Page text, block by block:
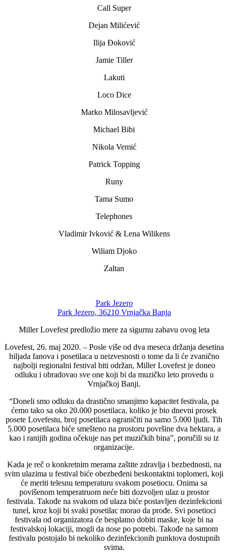
Call Super
Dejan Milićević
Ilija Đoković
Jamie Tiller
Lakuti
Loco Dice
Marko Milosavljević
Michael Bibi
Nikola Vemić
Patrick Topping
Runy
Tama Sumo
Telephones
Vladimir Ivković & Lena Wilikens
Wiliam Djoko
Zaltan
Park Jezero
Park Jezero, 36210 Vrnjačka Banja
Miller Lovefest predložio mere za sigurnu zabavu ovog leta
Lovefest, 26. maj 2020. – Posle više od dva meseca držanja desetina
hiljada fanova i posetilaca u neizvesnosti o tome da li će zvanično
najbolji regionalni festival biti održan, Miller Lovefest je doneo
odluku i obradovao sve one koji bi da muzičko leto provedu u
Vrnjačkoj Banji.
“Doneli smo odluku da drastično smanjimo kapacitet festivala, pa
ćemo tako sa oko 20.000 posetilaca, koliko je bio dnevni prosek
posete Lovefestu, broj posetilaca ograničiti na samo 5.000 ljudi. Tih
5.000 posetilaca biće smešteno na prostoru površine dva hektara, a
kao i ranijih godina očekuje nas pet muzičkih bina”, poručili su iz
organizacije.
Kada je reč o konkretnim merama zaštite zdravlja i bezbednosti, na
svim ulazima u festival biće obezbeđeni beskontaktni toplomeri, koji
će meriti telesnu temperaturu svakom posetiocu. Onima sa
povišenom temperatruom neće biti dozvoljen ulaz u prostor
festivala. Takođe na svakom od ulaza biće postavljen dezinfekcioni
tunel, kroz koji bi svaki posetilac morao da prođe. Svi posetioci
festivala od organizatora će besplatno dobiti maske, koje bi na
festivalskoj lokaciji, mogli da nose po potrebi. Takođe na samom
festivalu postojalo bi nekoliko dezinfekcionih punktova dostupnih
svima.